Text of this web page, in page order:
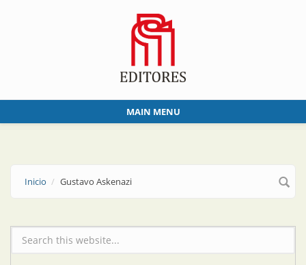
MAIN MENU
Inicio Gustavo Askenazi
Formulario de búsqueda